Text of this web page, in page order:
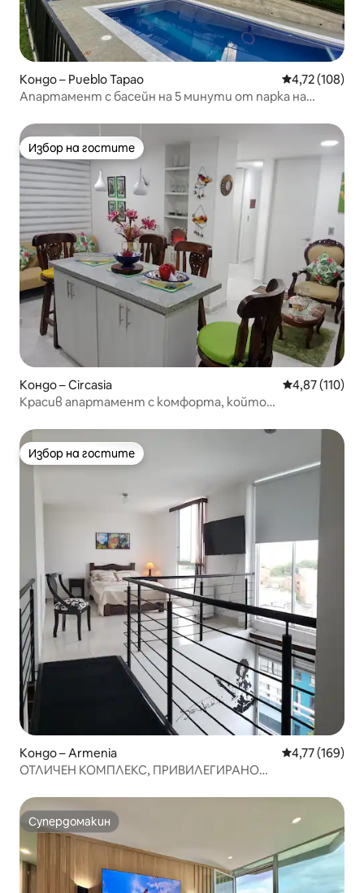
Кондо – Pueblo Tapao Средна
4,72 (108)
Апартамент с басейн на 5 минути от парка на
Избор на гостите
Избор на гостите
Кондо – Circasia Средна
4,87 (110)
Красив апартамент с комфорта, който
Избор на гостите
Избор на гостите
Кондо – Armenia Средна
4,77 (169)
ОТЛИЧЕН КОМПЛЕКС, ПРИВИЛЕГИРАНО
Супердомакин
Супердомакин